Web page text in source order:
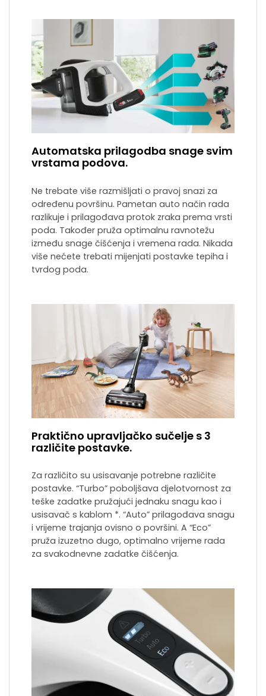
Automatska prilagodba snage svim
vrstama podova.
Ne trebate više razmišljati o pravoj snazi za
određenu površinu. Pametan auto način rada
razlikuje i prilagođava protok zraka prema vrsti
poda. Također pruža optimalnu ravnotežu
između snage čišćenja i vremena rada. Nikada
više nećete trebati mijenjati postavke tepiha i
tvrdog poda.
Praktično upravljačko sučelje s 3
različite postavke.
Za različito su usisavanje potrebne različite
postavke. “Turbo” poboljšava djelotvornost za
teške zadatke pružajući jednaku snagu kao i
usisavač s kablom *. “Auto” prilagođava snagu
i vrijeme trajanja ovisno o površini. A “Eco”
pruža izuzetno dugo, optimalno vrijeme rada
za svakodnevne zadatke čišćenja.